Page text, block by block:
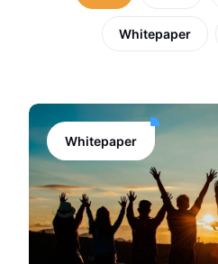
Whitepaper
Whitepaper